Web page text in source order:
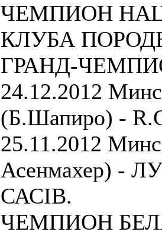
ЧЕМПИОН
КЛУБА
ГРАНД-
24.12.2012
(Б.Шапиро) -
25.11.2012
Асенмахер) -
САСIB.
ЧЕМПИОН